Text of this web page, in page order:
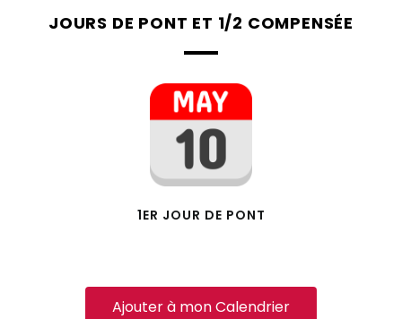
JOURS DE PONT ET 1/2 COMPENSÉE
1ER JOUR DE PONT
Ajouter à mon Calendrier